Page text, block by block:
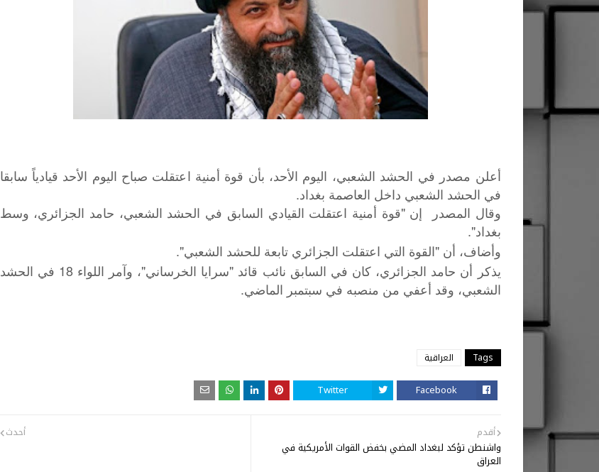
أعلن مصدر في الحشد الشعبي، اليوم الأحد، بأن قوة أمنية اعتقلت صباح اليوم الأحد قيادياً سابقا
في الحشد الشعبي داخل العاصمة بغداد.
وقال المصدر إن "قوة أمنية اعتقلت القيادي السابق في الحشد الشعبي، حامد الجزائري، وسط
بغداد".
وأضاف، أن "القوة التي اعتقلت الجزائري تابعة للحشد الشعبي".
يذكر أن حامد الجزائري، كان في السابق نائب قائد "سرايا الخرساني"، وآمر اللواء 18 في الحشد
الشعبي، وقد أعفي من منصبه في سبتمبر الماضي.
Tags العراقية
Facebook
Twitter
أحدث أقدم
واشنطن تؤكد لبغداد المضي بخفض القوات الأمريكية في
العراق